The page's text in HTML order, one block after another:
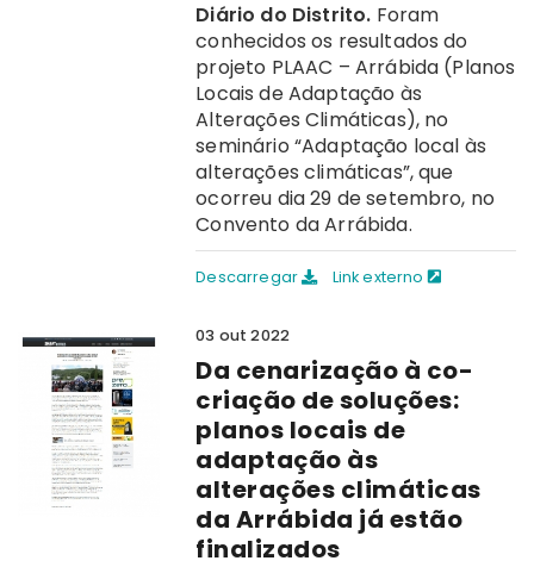
Diário do Distrito. Foram
conhecidos os resultados do
projeto PLAAC – Arrábida (Planos
Locais de Adaptação às
Alterações Climáticas), no
seminário “Adaptação local às
alterações climáticas”, que
ocorreu dia 29 de setembro, no
Convento da Arrábida.
Descarregar Link externo
03 out 2022
Da cenarização à co-
criação de soluções:
planos locais de
adaptação às
alterações climáticas
da Arrábida já estão
finalizados